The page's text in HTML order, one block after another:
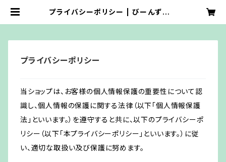
プライバシーポリシー | びーんずネッ
プライバシーポリシー
当ショップは、お客様の個人情報保護の重要性について認
識し、個人情報の保護に関する法律（以下「個人情報保護
法」といいます。）を遵守すると共に、以下のプライバシーポ
リシー（以下「本プライバシーポリシー」といいます。）に従
い、適切な取扱い及び保護に努めます。